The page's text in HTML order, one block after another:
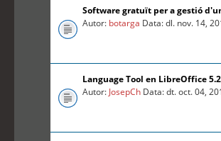
Software gratuït per a gestió
Autor: botarga Data: dl. nov. 14,
Language Tool en LibreOffice
Autor: JosepCh Data: dt. oct. 04,